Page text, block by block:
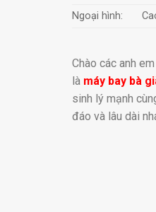
Ngoại hình:
Chào các anh
là máy bay bà
sinh lý mạnh
đáo và lâu dài